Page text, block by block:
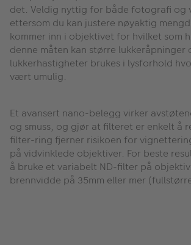
det. Veldig nyttig for både fotografi og
ettersom du kan justere nøyaktig
kommer inn i objektivet for hvilket som
denne måten kan større
lukkerhastigheter brukes i lysforhold
vært umulig.
Et avansert nano-belegg virker
og smuss, og gjør at filteret er enkelt å
filter-ring fjerner risikoen for
på vidvinklede objektiver. For beste
å bruke et variabelt ND-filter på
brennvidde på 35mm eller mer